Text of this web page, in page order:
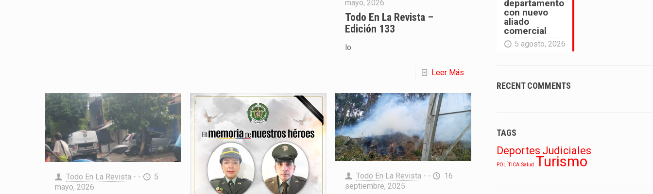
mayo, 2026
Todo En La Revista –
Edición 133
lo
Leer Más
Todo En La Revista - -
5
mayo, 2026
Todo En La Revista - -
16
septiembre, 2025
departamento
con nuevo
aliado
comercial
5 agosto, 2026
RECENT COMMENTS
TAGS
Deportes Judiciales
POLÍTICA Salud Turismo